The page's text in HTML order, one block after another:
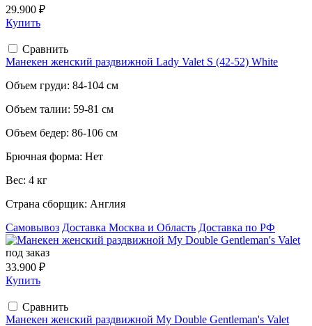
29.900 ₽
Купить
Сравнить
Манекен женский раздвижной Lady Valet S (42-52) White
Объем груди: 84-104 см
Объем талии: 59-81 см
Объем бедер: 86-106 см
Брючная форма: Нет
Вес: 4 кг
Страна сборщик: Англия
Самовывоз Доставка Москва и Область Доставка по РФ
под заказ
33.900 ₽
Купить
Сравнить
Манекен женский раздвижной My Double Gentleman's Valet